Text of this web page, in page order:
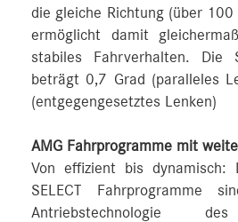
die gleiche Richtung (über
ermöglicht damit
stabiles Fahrverhalten. Die
beträgt 0,7 Grad (paralleles
(entgegengesetztes Lenken)
AMG Fahrprogramme mit
Von effizient bis dynamisch:
SELECT Fahrprogramme
Antriebstechnologie